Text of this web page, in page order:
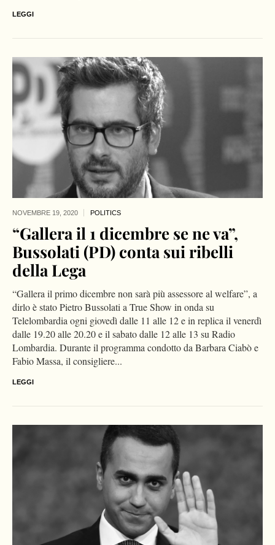
LEGGI
NOVEMBRE 19, 2020 POLITICS
“Gallera il 1 dicembre se ne va”,
Bussolati (PD) conta sui ribelli
della Lega
“Gallera il primo dicembre non sarà più assessore al welfare”, a
dirlo è stato Pietro Bussolati a True Show in onda su
Telelombardia ogni giovedì dalle 11 alle 12 e in replica il venerdì
dalle 19.20 alle 20.20 e il sabato dalle 12 alle 13 su Radio
Lombardia. Durante il programma condotto da Barbara Ciabò e
Fabio Massa, il consigliere...
LEGGI